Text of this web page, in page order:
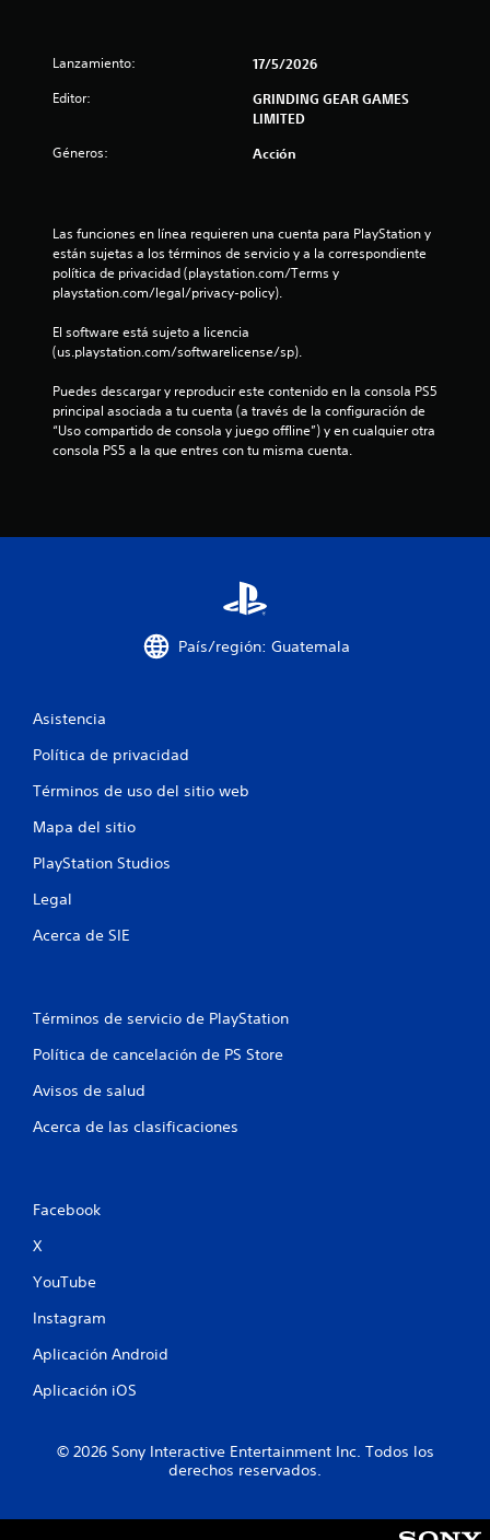
Lanzamiento: 17/5/2026
Editor:
GRINDING GEAR GAMES
LIMITED
Géneros: Acción
Las funciones en línea requieren una cuenta para PlayStation y
están sujetas a los términos de servicio y a la correspondiente
política de privacidad (playstation.com/Terms y
playstation.com/legal/privacy-policy).
El software está sujeto a licencia
(us.playstation.com/softwarelicense/sp).
Puedes descargar y reproducir este contenido en la consola PS5
principal asociada a tu cuenta (a través de la configuración de
“Uso compartido de consola y juego offline”) y en cualquier otra
consola PS5 a la que entres con tu misma cuenta.
País/región: Guatemala
Asistencia
Política de privacidad
Términos de uso del sitio web
Mapa del sitio
PlayStation Studios
Legal
Acerca de SIE
Términos de servicio de PlayStation
Política de cancelación de PS Store
Avisos de salud
Acerca de las clasificaciones
Facebook
X
YouTube
Instagram
Aplicación Android
Aplicación iOS
© 2026 Sony Interactive Entertainment Inc. Todos los
derechos reservados.